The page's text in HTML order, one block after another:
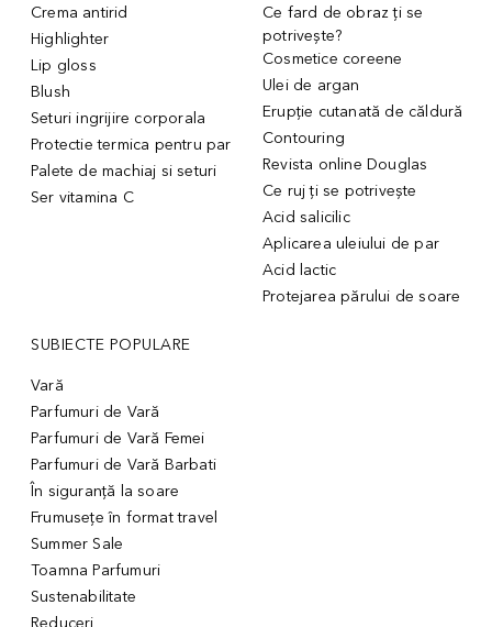
Crema antirid
Highlighter
Lip gloss
Blush
Seturi ingrijire corporala
Protectie termica pentru par
Palete de machiaj si seturi
Ser vitamina C
Ce fard de obraz ți se
potrivește?
Cosmetice coreene
Ulei de argan
Erupție cutanată de căldură
Contouring
Revista online Douglas
Ce ruj ți se potrivește
Acid salicilic
Aplicarea uleiului de par
Acid lactic
Protejarea părului de soare
SUBIECTE POPULARE
Vară
Parfumuri de Vară
Parfumuri de Vară Femei
Parfumuri de Vară Barbati
În siguranță la soare
Frumusețe în format travel
Summer Sale
Toamna Parfumuri
Sustenabilitate
Reduceri